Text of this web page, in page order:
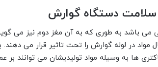
سلامت دستگاه گوارش
می باشد به طوری که به آن مغز دوم نیز می
مواد در لوله گوارش را تحت تاثیر قرار می
ها به وسیله مواد تولیدیشان می توانند بر